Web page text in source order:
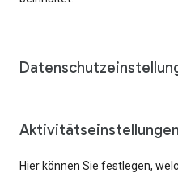
Aktivitätseinstellungen
Hier können Sie festlegen,